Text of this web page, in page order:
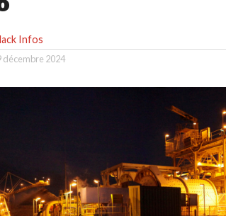
Infos
décembre 2024